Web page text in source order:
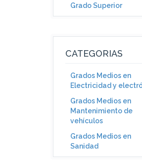
Grado Superior
CATEGORIAS
Grados Medios en
Electricidad y
Grados Medios en
Mantenimiento de
vehículos
Grados Medios en
Sanidad